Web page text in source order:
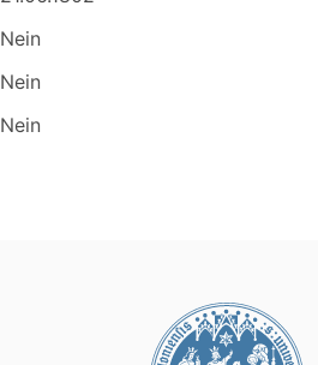
Nein
Nein
Nein